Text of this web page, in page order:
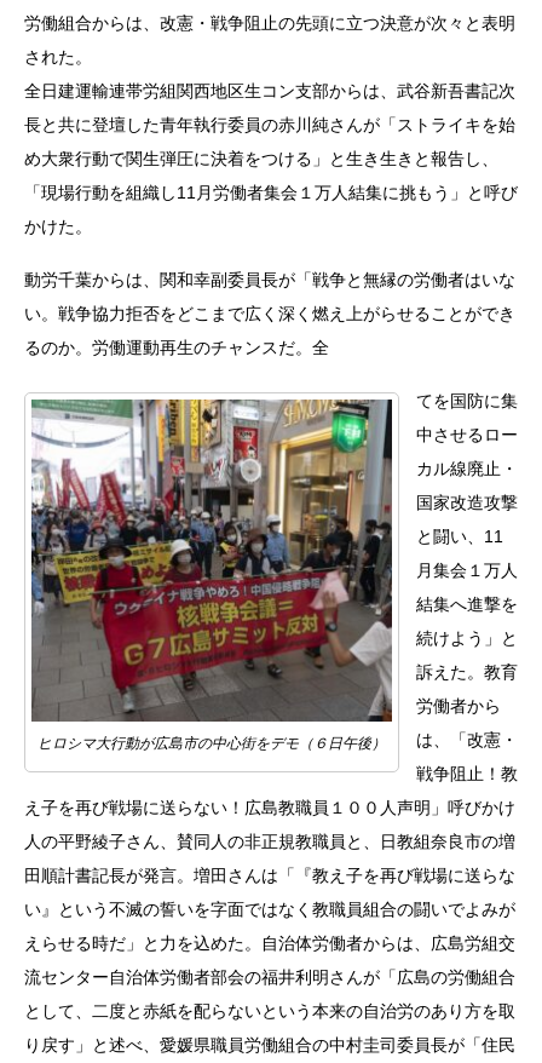
労働組合からは、改憲・戦争阻止の先頭に立つ決意が次々と表明
された。
全日建運輸連帯労組関西地区生コン支部からは、武谷新吾書記次
長と共に登壇した青年執行委員の赤川純さんが「ストライキを始
め大衆行動で関生弾圧に決着をつける」と生き生きと報告し、
「現場行動を組織し11月労働者集会１万人結集に挑もう」と呼び
かけた。
動労千葉からは、関和幸副委員長が「戦争と無縁の労働者はいな
い。戦争協力拒否をどこまで広く深く燃え上がらせることができ
るのか。労働運動再生のチャンスだ。全
ヒロシマ大行動が広島市の中心街をデモ（６日午後）
てを国防に集
中させるロー
カル線廃止・
国家改造攻撃
と闘い、11
月集会１万人
結集へ進撃を
続けよう」と
訴えた。教育
労働者から
は、「改憲・
戦争阻止！教
え子を再び戦場に送らない！広島教職員１００人声明」呼びかけ
人の平野綾子さん、賛同人の非正規教職員と、日教組奈良市の増
田順計書記長が発言。増田さんは「『教え子を再び戦場に送らな
い』という不滅の誓いを字面ではなく教職員組合の闘いでよみが
えらせる時だ」と力を込めた。自治体労働者からは、広島労組交
流センター自治体労働者部会の福井利明さんが「広島の労働組合
として、二度と赤紙を配らないという本来の自治労のあり方を取
り戻す」と述べ、愛媛県職員労働組合の中村圭司委員長が「住民